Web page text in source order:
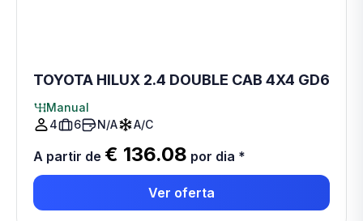
TOYOTA HILUX 2.4 DOUBLE CAB 4X4 GD6
Manual
4
6 N/A A/C
A partir de € 136.08 por dia *
Ver oferta